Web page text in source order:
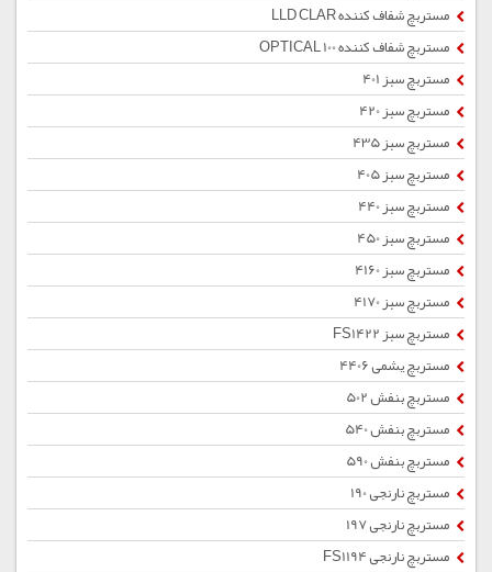
مستربچ شفاف کننده LLD CLAR
مستربچ شفاف کننده OPTICAL 100
مستربچ سبز 401
مستربچ سبز 420
مستربچ سبز 435
مستربچ سبز 405
مستربچ سبز 440
مستربچ سبز 450
مستربچ سبز 4160
مستربچ سبز 4170
مستربچ سبز FS1422
مستربچ یشمی 4406
مستربچ بنفش 502
مستربچ بنفش 540
مستربچ بنفش 590
مستربچ نارنجی 190
مستربچ نارنجی 197
مستربچ نارنجی FS1194